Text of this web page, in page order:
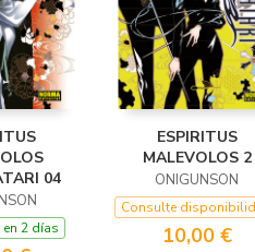
04
2 días
ESPIRITUS
MALEVOLOS 2
ONIGUNSON
Consulte
10,00 €